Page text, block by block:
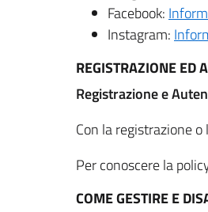
Facebook:
Instagram:
REGISTRAZIONE ED
Registrazione e
Con la registrazione
Per conoscere la
COME GESTIRE E